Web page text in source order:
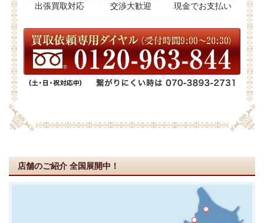
出張買取対応 交渉大歓迎 現金でお支払い
店舗のご紹介 全国展開中！